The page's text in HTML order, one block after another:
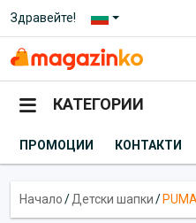
Здравейте!
КАТЕГОРИИ
ПРОМОЦИИ КОНТАКТИ
Начало/Детски шапки/